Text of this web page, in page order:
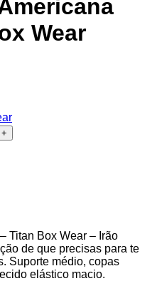
Wear
Titan Box Wear – Irão
de que precisas para te
Suporte médio, copas
elástico macio.